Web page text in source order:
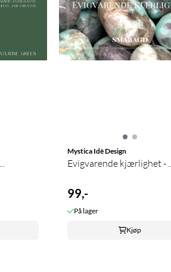
Mystica Idè Design
Evigvarende kjærlighet - ...
99,-
På lager
Kjøp